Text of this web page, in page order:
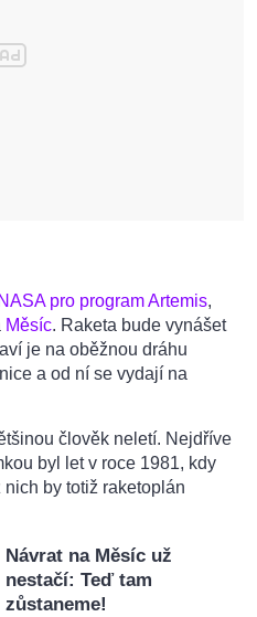
pro program Artemis,
Měsíc. Raketa bude vynášet
je na oběžnou dráhu
a od ní se vydají na
člověk neletí. Nejdříve
byl let v roce 1981, kdy
by totiž raketoplán
Návrat na Měsíc už
nestačí: Teď tam
zůstaneme!